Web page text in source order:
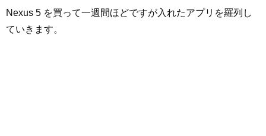
Nexus 5 を買って一週間ほどですが入れたアプリを羅列し
ていきます。